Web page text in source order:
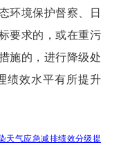
环境保护督察、日
要求的，或在重污
施的，进行降级处
绩效水平有所提升
天气应急减排绩效分级提